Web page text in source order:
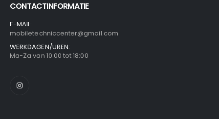
CONTACTINFORMATIE
E-MAIL:
mobiletechniccenter@gmail.com
WERKDAGEN/UREN:
Ma-Za van 10:00 tot 18:00